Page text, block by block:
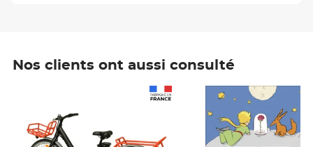
Nos clients ont aussi consulté
Prix 7,50€